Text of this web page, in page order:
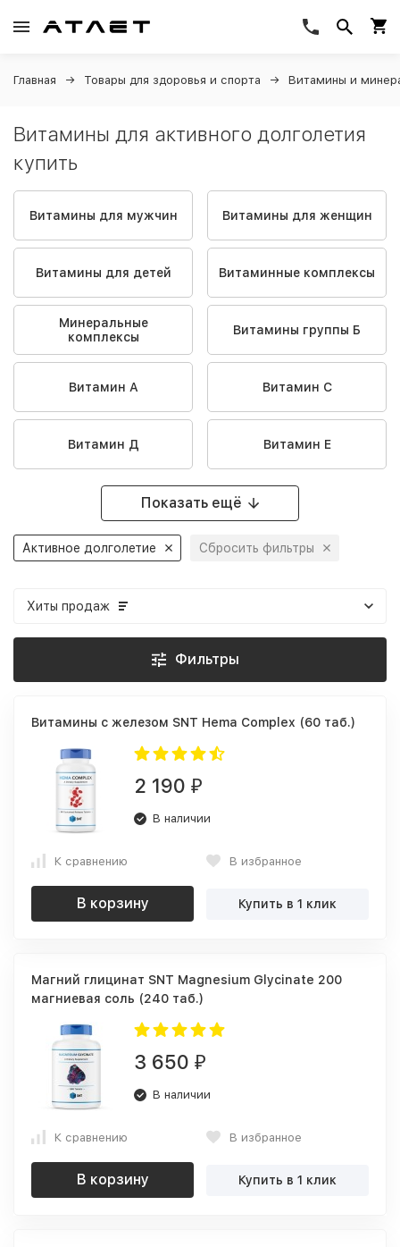
Главная Товары для здоровья и спорта Витамины и
Витамины для активного долголетия
купить
Витамины для мужчин Витамины для женщин
Витамины для детей Витаминные комплексы
Минеральные
комплексы
Витамины группы Б
Витамин A Витамин C
Витамин Д Витамин Е
Показать ещё
Активное долголетие Сбросить фильтры
Хиты продаж
Фильтры
Витамины с железом SNT Hema Complex (60 таб.)
2 190 ₽
В наличии
К сравнению В избранное
В корзину Купить в 1 клик
Магний глицинат SNT Magnesium Glycinate 200
магниевая соль (240 таб.)
3 650 ₽
В наличии
К сравнению В избранное
В корзину Купить в 1 клик